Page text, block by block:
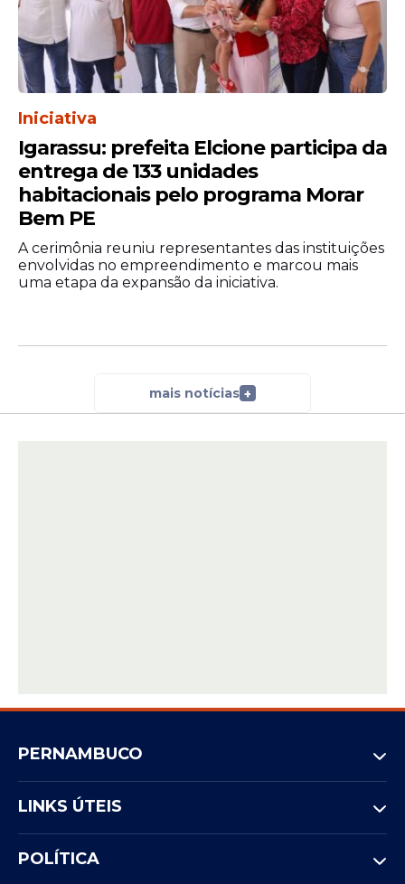
Iniciativa
Igarassu: prefeita Elcione participa da
entrega de 133 unidades
habitacionais pelo programa Morar
Bem PE
A cerimônia reuniu representantes das instituições
envolvidas no empreendimento e marcou mais
uma etapa da expansão da iniciativa.
mais notícias +
PERNAMBUCO
LINKS ÚTEIS
POLÍTICA